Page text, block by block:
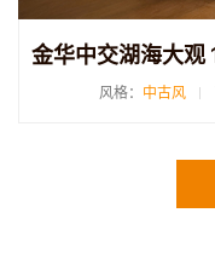
金华中交湖海大观
风格： 中古风